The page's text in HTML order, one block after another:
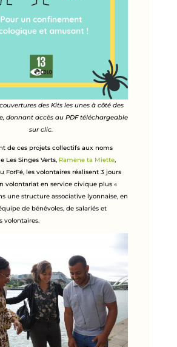
des Kits les unes à côté des
donnant accès au PDF téléchargeable
sur clic.
de ces projets collectifs aux noms
Les Singes Verts, Ramène ta Miette,
ForFé, les volontaires réalisent 3 jours
volontariat en service civique plus «
une structure associative lyonnaise, en
de bénévoles, de salariés et
volontaires.